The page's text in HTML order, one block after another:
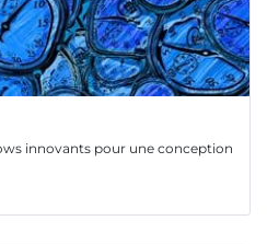
innovants pour une conception